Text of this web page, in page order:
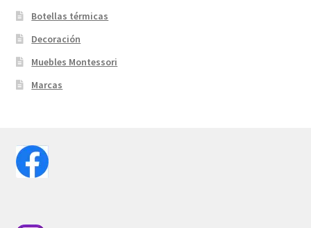
Botellas térmicas
Decoración
Muebles Montessori
Marcas